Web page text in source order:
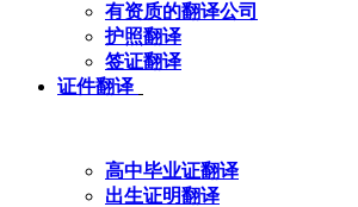
有资质的翻译公司
护照翻译
签证翻译
证件翻译
高中毕业证翻译
出生证明翻译